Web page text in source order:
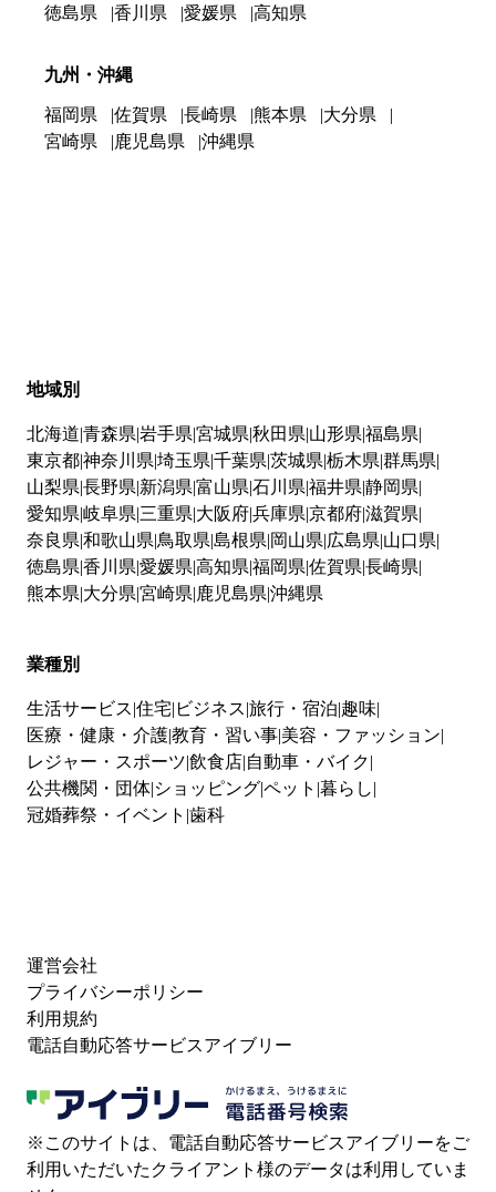
徳島県
香川県 愛媛県 高知県
九州・沖縄
福岡県 佐賀県 長崎県 熊本県
大分県
宮崎県
鹿児島県 沖縄県
地域別
北海道 青森県 岩手県 宮城県 秋田県 山形県 福島県
東京都神奈川県 埼玉県 千葉県 茨城県 栃木県 群馬県
山梨県 長野県 新潟県 富山県 石川県 福井県 静岡県
愛知県 岐阜県 三重県 大阪府兵庫県 京都府滋賀県
奈良県 和歌山県 鳥取県 島根県 岡山県 広島県 山口県
徳島県 香川県 愛媛県 高知県 福岡県 佐賀県 長崎県
熊本県 大分県 宮崎県 鹿児島県 沖縄県
業種別
生活サービス 住宅 ビジネス 旅行・宿泊 趣味
医療・健康・介護教育・習い事 美容・ファッション
レジャー・スポーツ 飲食店 自動車・バイク
公共機関・団体 ショッピングペット 暮らし
冠婚葬祭・イベント 歯科
運営会社
プライバシーポリシー
利用規約
電話自動応答サービスアイブリー
※このサイトは、電話自動応答サービスアイブリーをご
利用いただいたクライアント様のデータは利用していま